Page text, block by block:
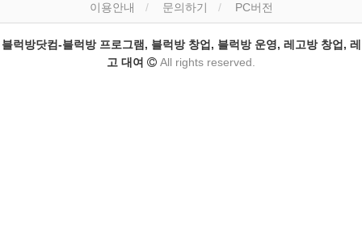
이용안내 문의하기 PC버전
블럭방닷컴-블럭방 프로그램, 블럭방 창업, 블럭방 운영, 레고방 창업, 레
고 대여
All rights reserved.